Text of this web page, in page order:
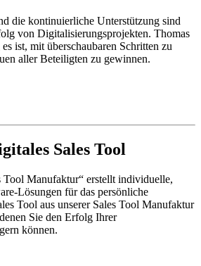
die kontinuierliche Unterstützung sind
von Digitalisierungsprojekten. Thomas
ist, mit überschaubaren Schritten zu
aller Beteiligten zu gewinnen.
Sales Tool
Tool Manufaktur“ erstellt individuelle,
Lösungen für das persönliche
Tool aus unserer Sales Tool Manufaktur
Sie den Erfolg Ihrer
können.